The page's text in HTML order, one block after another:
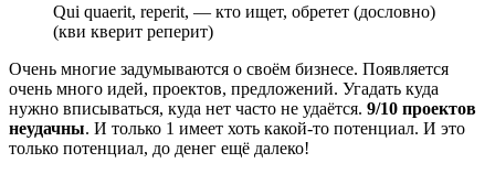
Qui quaerit, reperit, — кто ищет, обретет (дословно)
(кви кверит реперит)
Очень многие задумываются о своём бизнесе. Появляется
очень много идей, проектов, предложений. Угадать куда
нужно вписываться, куда нет часто не удаётся. 9/10 проектов
неудачны. И только 1 имеет хоть какой-то потенциал. И это
только потенциал, до денег ещё далеко!